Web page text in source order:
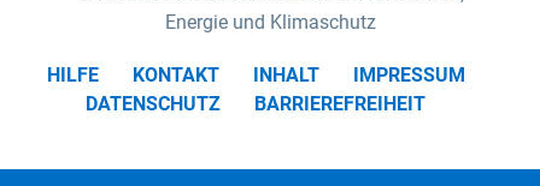
Energie und Klimaschutz
HILFE KONTAKT INHALT
IMPRESSUM
DATENSCHUTZ
BARRIEREFREIHEIT